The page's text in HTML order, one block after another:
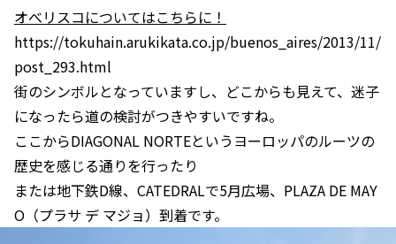
オべリスコについてはこちらに！
https://tokuhain.arukikata.co.jp/buenos_aires/2013/11/
post_293.html
街のシンボルとなっていますし、どこからも見えて、迷子
になったら道の検討がつきやすいですね。
ここからDIAGONAL NORTEというヨーロッパのルーツの
歴史を感じる通りを行ったり
または地下鉄D線、CATEDRALで5月広場、PLAZA DE MAY
O（プラサ デ マジョ）到着です。